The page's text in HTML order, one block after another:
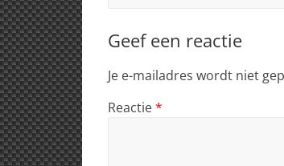
Geef een reactie
Je e-mailadres wordt niet
Reactie*